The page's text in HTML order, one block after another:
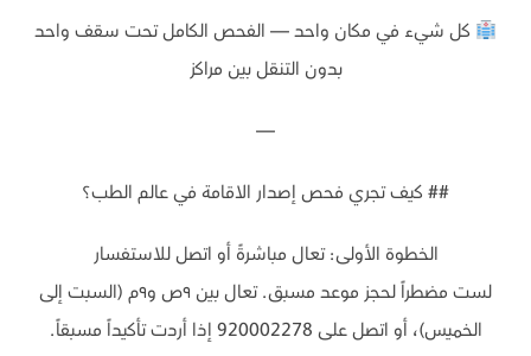
كل شيء في مكان واحد — الفحص الكامل تحت سقف واحد
بدون التنقل بين مراكز
—
## كيف تجري فحص إصدار الاقامة في عالم الطب؟
الخطوة الأولى: تعال مباشرةً أو اتصل للاستفسار
لست مضطراً لحجز موعد مسبق. تعال بين ٩ص و٩م (السبت إلى
الخميس)، أو اتصل على 920002278 إذا أردت تأكيداً مسبقاً.